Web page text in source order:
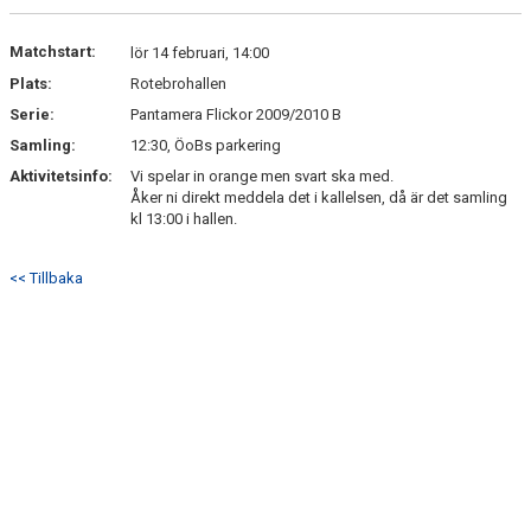
KONTAKT
Matchstart:
lör 14 februari, 14:00
Plats:
Rotebrohallen
Serie:
Pantamera Flickor 2009/2010 B
Samling:
12:30, ÖoBs parkering
Aktivitetsinfo:
Vi spelar in orange men svart ska med.
Åker ni direkt meddela det i kallelsen, då är det samling
kl 13:00 i hallen.
<< Tillbaka